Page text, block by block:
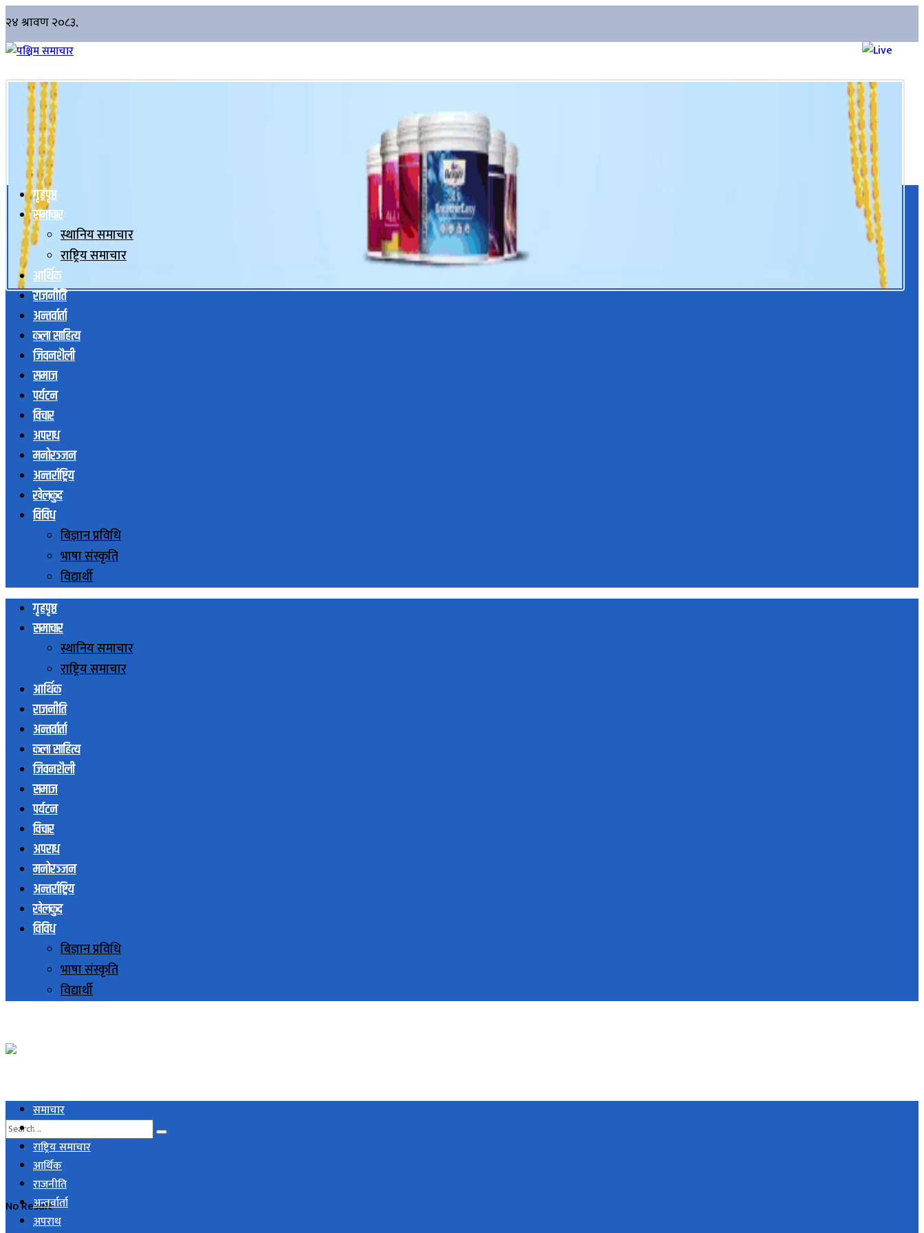
गृहपृष्ठ
समाचार
स्थानिय समाचार
राष्ट्रिय समाचार
आर्थिक
राजनीति
अन्तर्वार्ता
कला साहित्य
जिवनशैली
समाज
पर्यटन
विचार
अपराध
मनोरञ्जन
अन्तर्राष्ट्रिय
खेलकुद
विविध
बिज्ञान प्रविधि
भाषा संस्कृति
विद्यार्थी
गृहपृष्ठ
समाचार
स्थानिय समाचार
राष्ट्रिय समाचार
आर्थिक
राजनीति
अन्तर्वार्ता
कला साहित्य
जिवनशैली
समाज
पर्यटन
विचार
अपराध
मनोरञ्जन
अन्तर्राष्ट्रिय
खेलकुद
विविध
बिज्ञान प्रविधि
भाषा संस्कृति
विद्यार्थी
No Result
समाचार
स्थानिय समाचार
राष्ट्रिय समाचार
आर्थिक
राजनीति
अन्तर्वार्ता
अपराध